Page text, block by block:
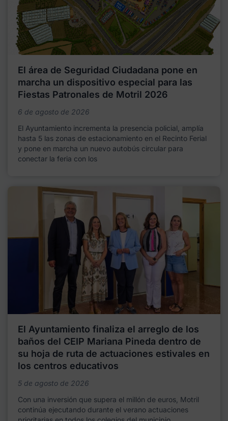
El área de Seguridad Ciudadana pone en
marcha un dispositivo especial para las
Fiestas Patronales de Motril 2026
6 de agosto de 2026
El Ayuntamiento incrementa la presencia policial, amplía
hasta 5 las zonas de estacionamiento en el Recinto Ferial
y pone en marcha un nuevo autobús circular para
conectar la feria con los
El Ayuntamiento finaliza el arreglo de los
baños del CEIP Mariana Pineda dentro de
su hoja de ruta de actuaciones estivales en
los centros educativos
5 de agosto de 2026
Con una inversión que supera el millón de euros, Motril
continúa ejecutando durante el verano actuaciones